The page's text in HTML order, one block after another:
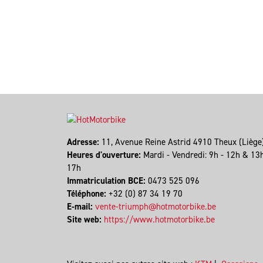
Adresse: 11, Avenue Reine Astrid 4910 Theux
Heures d'ouverture: Mardi - Vendredi: 9h - 12h &
17h
Immatriculation BCE: 0473 525 096
Téléphone: +32 (0) 87 34 19 70
E-mail: vente-triumph@hotmotorbike.be
Site web: https://www.hotmotorbike.be